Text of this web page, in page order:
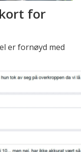
for
er fornøyd med